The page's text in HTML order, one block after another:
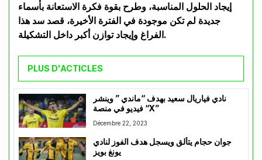
إيجاد الحلول المناسبة، وطرح بقوة فكرة الاستعانة بأسماء
جديدة لم تكن موجودة في الفترة الأخيرة، قصد سد هذا
الفراغ وإيجاد توازن أكبر داخل التشكيلة.
PLUS D'ACTICLES
نادي فياريال سعيد بهدف “ماندي ” وينشر
فيديو في منصة “X”
Décembre 22, 2023
جوان حجام يتألق ويسجل هدف الفوز لنادي
يونغ بويز